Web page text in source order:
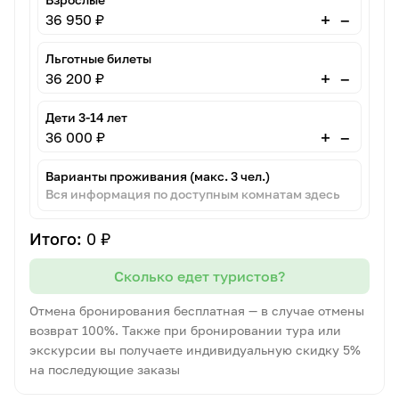
36 950 ₽ + –
Льготные билеты
36 200 ₽ + –
Дети 3-14 лет
36 000 ₽ + –
Варианты проживания (макс. 3 чел.)
Вся информация по доступным комнатам здесь
Итого: 0 ₽
Сколько едет туристов?
Отмена бронирования бесплатная — в случае отмены
возврат 100%. Также при бронировании тура или
экскурсии вы получаете индивидуальную скидку 5%
на последующие заказы